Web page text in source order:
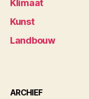
Klimaat
Kunst
Landbouw
ARCHIEF